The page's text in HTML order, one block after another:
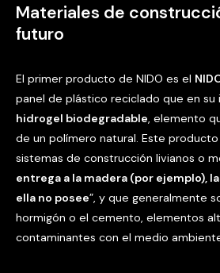
Materiales de
futuro
El primer producto de NIDO es el
panel de plástico reciclado que en su
hidrogel biodegradable , elemento
de un polímero natural. Este producto
sistemas de construcción livianos o
entrega a la madera (por ejemplo),
ella no posee”, y que generalmente
hormigón o el cemento, elementos
contaminantes con el medio